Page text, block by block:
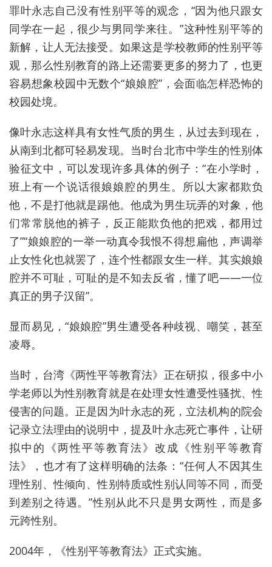
罪叶永志自己没有性别平等的观念，“因为他只跟女
同学在一起，很少与男同学来往。”这种性别平等的
新解，让人无法接受。如果这是学校教师的性别平等
观，那么性别教育的路上还需要更多的努力了，也更
容易想象校园中无数个“娘娘腔”，会面临怎样恐怖的
校园处境。
像叶永志这样具有女性气质的男生，从过去到现在，
从南到北都可轻易发现。当时台北市中学生的性别体
验征文中，可以发现许多具体的例子：“在小学时，
班上有一个说话很娘娘腔的男生。所以大家都欺负
他，不是打他就是踢他。他成为男生玩弄的对象，他
们常常脱他的裤子，反正能欺负他的把戏，都用过
了”“娘娘腔的一举一动真令我恨不得想扁他，声调举
止女性化也就罢了，连个性都跟女生一样。其实娘娘
腔并不可耻，可耻的是不知去反省，懂了吧——一位
真正的男子汉留”。
显而易见，“娘娘腔”男生遭受各种歧视、嘲笑，甚至
凌辱。
当时，台湾《两性平等教育法》正在研拟，很多中小
学老师以为性别教育就是在处理女性遭受性骚扰、性
侵害的问题。正是因为叶永志的死，立法机构的院会
记录立法理由的说明中，提及叶永志死亡事件，让研
拟中的《两性平等教育法》改成《性别平等教育
法》，也才有了这样明确的法条：“任何人不因其生
理性别、性倾向、性别特质或性别认同等不同，而受
到差别之待遇。”性别从此不只是男女两性，而是多
元跨性别。
2004年，《性别平等教育法》正式实施。